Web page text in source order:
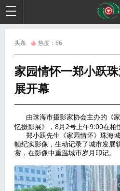
头条 热度： 66
家园情怀一郑小跃
展开幕
由珠海市摄影家协会主办的《
忆摄影展》，8月2号上午9:00在柏
郑小跃先生《家园情怀》珠海
帧纪实影像，生动记录了城市发展
赏，在影像中重温城市岁月印记。